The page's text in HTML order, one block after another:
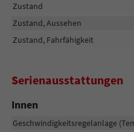
Zustand
Zustand, Aussehen
Zustand, Fahrfähigkeit
Serienausstattungen
Innen
Geschwindigkeitsregelanlage